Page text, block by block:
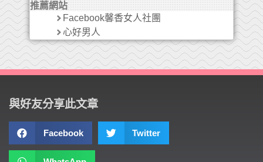
推薦網站
Facebook馨香女人社團
心好男人
與好友分享此文章
Facebook Twitter